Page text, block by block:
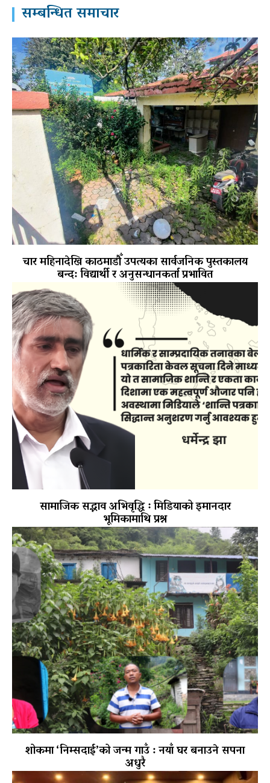
सम्बन्धित समाचार
चार महिनादेखि काठमाडौँ उपत्यका सार्वजनिक पुस्तकालय
बन्द: विद्यार्थी र अनुसन्धानकर्ता प्रभावित
सामाजिक सद्भाव अभिवृद्धि ः मिडियाको इमानदार
भूमिकामाथि प्रश्न
शोकमा ‘निम्सदाई’को जन्म गाउँ : नयाँ घर बनाउने सपना
अधुरै